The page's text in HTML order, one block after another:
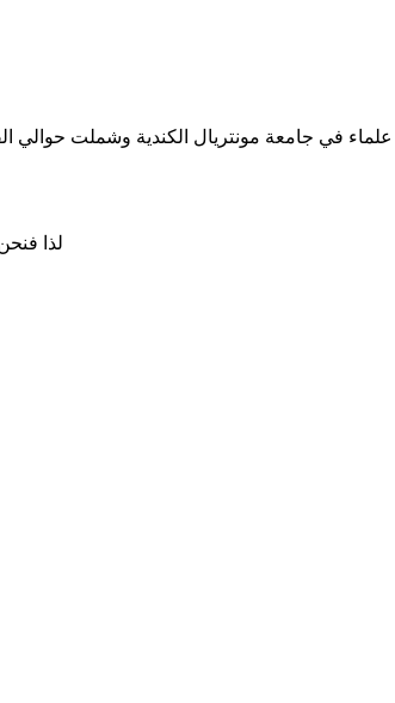
علماء في جامعة مونتريال الكندية وشملت
لذا